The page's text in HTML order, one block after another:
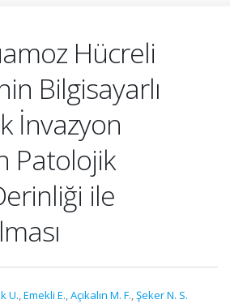
Hücreli
Bilgisayarlı
İnvazyon
Patolojik
ile
U.,Emekli E.,Açıkalın M. F.,Şeker N. S.